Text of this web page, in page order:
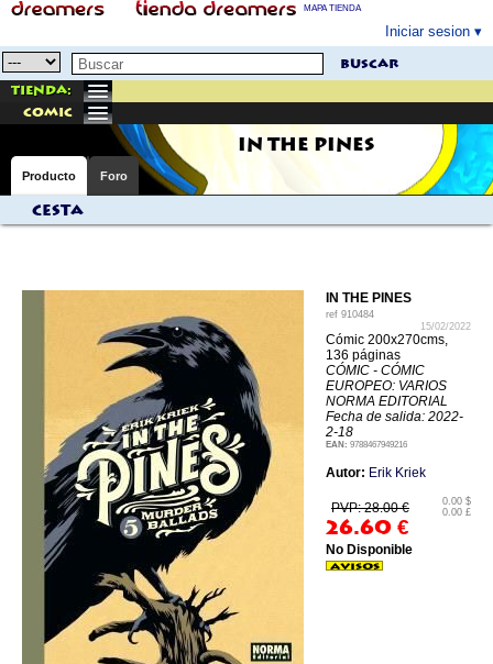
MAPA TIENDA
Iniciar sesion
buscar
Tienda:
comic
IN THE PINES
Producto Foro
Cesta
IN THE PINES
ref 910484
15/02/2022
Cómic 200x270cms,
136 páginas
CÓMIC - CÓMIC
EUROPEO: VARIOS
NORMA EDITORIAL
Fecha de salida: 2022-
2-18
EAN: 9788467949216
Autor: Erik Kriek
PVP: 28.00 €
26.60 €
0.00 $
0.00 £
No Disponible